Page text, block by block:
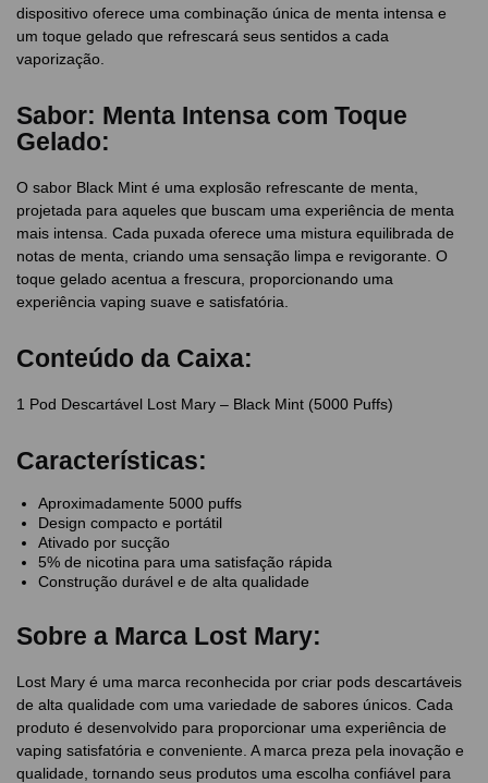
dispositivo oferece uma combinação única de menta intensa e
um toque gelado que refrescará seus sentidos a cada
vaporização.
Sabor: Menta Intensa com Toque
Gelado:
O sabor Black Mint é uma explosão refrescante de menta,
projetada para aqueles que buscam uma experiência de menta
mais intensa. Cada puxada oferece uma mistura equilibrada de
notas de menta, criando uma sensação limpa e revigorante. O
toque gelado acentua a frescura, proporcionando uma
experiência vaping suave e satisfatória.
Conteúdo da Caixa:
1 Pod Descartável Lost Mary – Black Mint (5000 Puffs)
Características:
Aproximadamente 5000 puffs
Design compacto e portátil
Ativado por sucção
5% de nicotina para uma satisfação rápida
Construção durável e de alta qualidade
Sobre a Marca Lost Mary:
Lost Mary é uma marca reconhecida por criar pods descartáveis
de alta qualidade com uma variedade de sabores únicos. Cada
produto é desenvolvido para proporcionar uma experiência de
vaping satisfatória e conveniente. A marca preza pela inovação e
qualidade, tornando seus produtos uma escolha confiável para